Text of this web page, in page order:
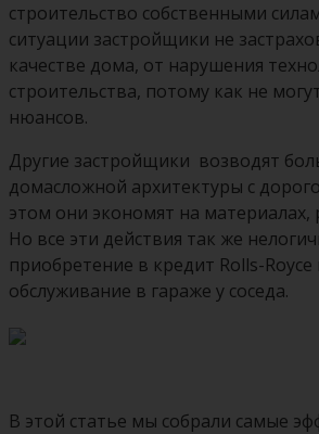
строительство собственными
ситуации застройщики не
качестве дома, от нарушения
строительства, потому как не
нюансов.
Другие застройщики возводят
домасложной архитектуры с
этом они экономят на материалах,
Но все эти действия так же
приобретение в кредит Rolls-Royce
обслуживание в гараже у соседа.
В этой статье мы собрали самые